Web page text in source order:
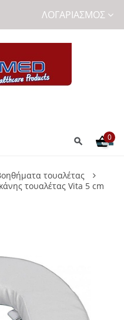
ΛΟΓΑΡΙΑΣΜΌΣ
0
τουαλέτας
τουαλέτας Vita 5 cm